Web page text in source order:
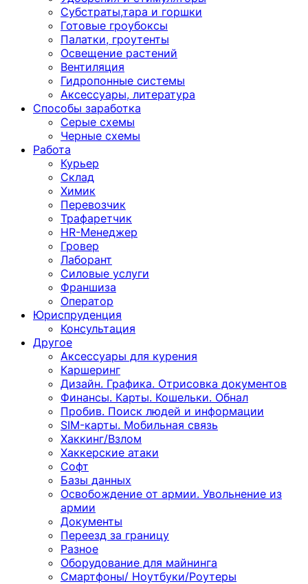
Субстраты,тара и горшки
Готовые гроубоксы
Палатки, гроутенты
Освещение растений
Вентиляция
Гидропонные системы
Аксессуары, литература
Способы заработка
Серые схемы
Черные схемы
Работа
Курьер
Склад
Химик
Перевозчик
Трафаретчик
HR-Менеджер
Гровер
Лаборант
Силовые услуги
Франшиза
Оператор
Юриспруденция
Консультация
Другoе
Аксессуары для курения
Каршеринг
Дизайн. Графика. Отрисовка документов
Финансы. Карты. Кошельки. Обнал
Пробив. Поиск людей и информации
SIM-карты. Мобильная связь
Хаккинг/Взлом
Хаккерские атаки
Софт
Базы данных
Освобождение от армии. Увольнение из
армии
Документы
Переезд за границу
Разное
Оборудование для майнинга
Смартфоны/ Ноутбуки/Роутеры